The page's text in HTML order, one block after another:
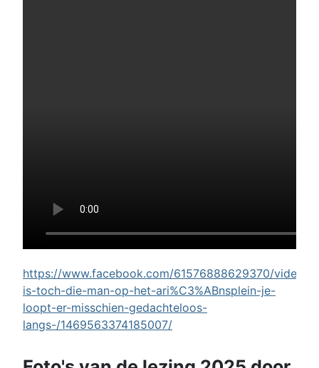
https://www.facebook.com/61576888629370/videos/
is-toch-die-man-op-het-ari%C3%ABnsplein-je-
loopt-er-misschien-gedachteloos-
langs-/1469563374185007/